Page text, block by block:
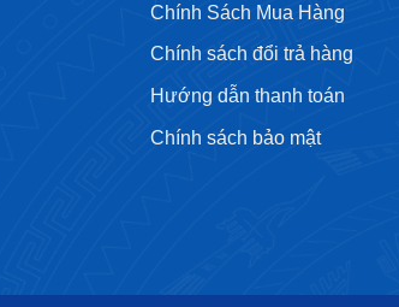
Chính Sách Mua Hàng
Chính sách đổi trả hàng
Hướng dẫn thanh toán
Chính sách bảo mật